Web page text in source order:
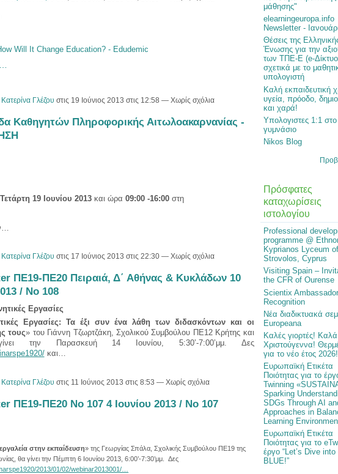
Will It Change Education? - Edudemic
Κατερίνα Γλέζου στις 19 Ιούνιος 2013 στις 12:58 — Χωρίς σχόλια
Καθηγητών Πληροφορικής Αιτωλοακαρνανίας -
Τετάρτη 19 Ιουνίου 2013και ώρα 09:00 -16:00στη
Κατερίνα Γλέζου στις 17 Ιούνιος 2013 στις 22:30 — Χωρίς σχόλια
ΠΕ19-ΠΕ20 Πειραιά, Δ΄ Αθήνας & Κυκλάδων 10
/ No 108
Εργασίες
Εργασίες: Τα έξι συν ένα λάθη των διδασκόντων και οι
τους» του Γιάννη Τζωρτζάκη, Σχολικού Συμβούλου ΠΕ12 Κρήτης και
την Παρασκευή 14 Ιουνίου, 5:30’‐7:00’μμ. Δες
και…
Κατερίνα Γλέζου στις 11 Ιούνιος 2013 στις 8:53 — Χωρίς σχόλια
ΠΕ19-ΠΕ20 No 107 4 Ιουνίου 2013 / No 107
στην εκπαίδευση» της Γεωργίας Σπάλα, Σχολικής Συμβούλου ΠΕ19 της
θα γίνει την Πέμπτη 6 Ιουνίου 2013, 6:00’-7:30’μμ. Δες
2013/01/02/webinar2013001/…
μάθησης"
elearningeuropa.info
Newsletter -
Θέσεις της
Ένωσης για την
των ΤΠΕ-Ε (e-
σχετικά με το
υπολογιστή
Καλή εκπαιδευτική
υγεία, πρόοδο,
και χαρά!
Υπολογιστες 1:1 στο
γυμνάσιο
Nikos Blog
Πρόσφατες
καταχωρίσεις
ιστολογίου
Professional
programme @
Kyprianos Lyceum of
Strovolos, Cyprus
Visiting Spain –
the CFR of Ourense
Scientix Ambassador
Recognition
Νέα διαδικτυακά
Europeana
Καλές γιορτές! Καλά
Χριστούγεννα!
για το νέο έτος 2026!
Ευρωπαϊκή Ετικέτα
Ποιότητας για το
Twinning
Sparking
SDGs Through AI
Approaches in
Learning
Ευρωπαϊκή Ετικέτα
Ποιότητας για το
έργο “Let’s Dive into
BLUE!”